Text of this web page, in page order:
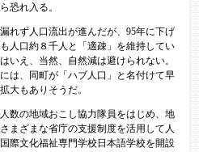
恐れ入る。
れず人口流出が進んだが、95年に下げ
人口約８千人と「適疎」を維持してい
いえ、当然、自然減は避けられない。
は、同町が「ハブ人口」と名付けて早
大もありそうだ。
数の地域おこし協力隊員をはじめ、地
まざまな省庁の支援制度を活用して人
際文化福祉専門学校日本語学校を開設